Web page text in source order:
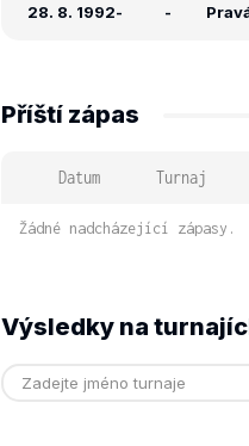
28. 8. 1992-
-
Příští zápas
Datum Turnaj
Žádné nadcházející zápasy.
Výsledky na